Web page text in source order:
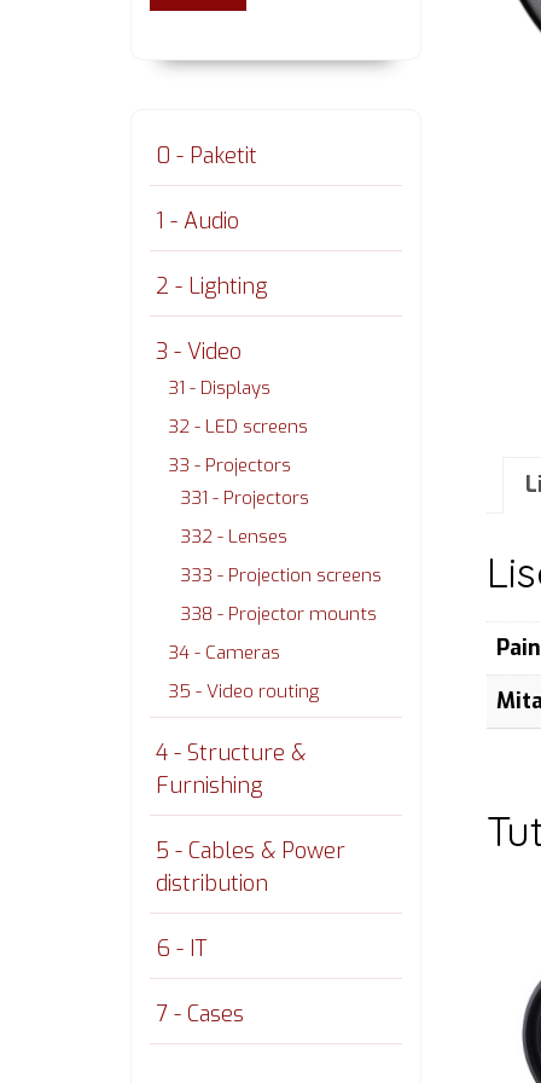
0 - Paketit
1 - Audio
2 - Lighting
3 - Video
31 - Displays
32 - LED screens
33 - Projectors
331 - Projectors
332 - Lenses
333 - Projection screens
338 - Projector mounts
34 - Cameras
35 - Video routing
4 - Structure &
Furnishing
5 - Cables & Power
distribution
6 - IT
7 - Cases